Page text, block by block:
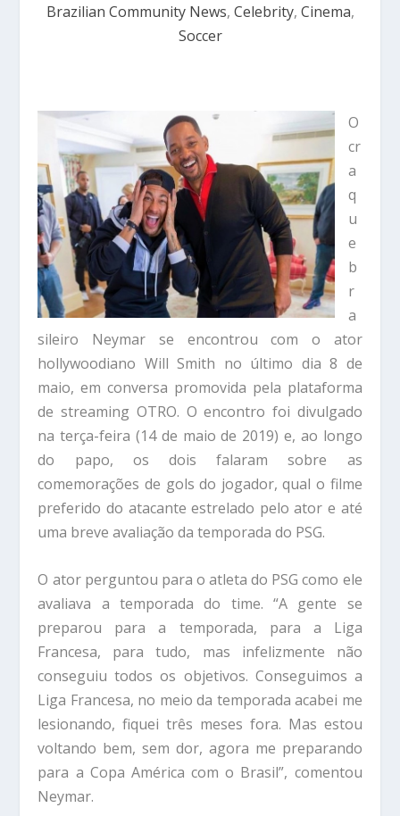
Brazilian Community News, Celebrity, Cinema,
Soccer
O
cr
a
q
u
e
b
r
a
sileiro Neymar se encontrou com o ator
hollywoodiano Will Smith no último dia 8 de
maio, em conversa promovida pela plataforma
de streaming OTRO. O encontro foi divulgado
na terça-feira (14 de maio de 2019) e, ao longo
do papo, os dois falaram sobre as
comemorações de gols do jogador, qual o filme
preferido do atacante estrelado pelo ator e até
uma breve avaliação da temporada do PSG.
O ator perguntou para o atleta do PSG como ele
avaliava a temporada do time. “A gente se
preparou para a temporada, para a Liga
Francesa, para tudo, mas infelizmente não
conseguiu todos os objetivos. Conseguimos a
Liga Francesa, no meio da temporada acabei me
lesionando, fiquei três meses fora. Mas estou
voltando bem, sem dor, agora me preparando
para a Copa América com o Brasil”, comentou
Neymar.